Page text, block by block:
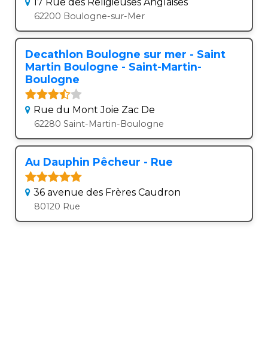
62200 Boulogne-sur-Mer
Decathlon Boulogne sur mer - Saint
Martin Boulogne - Saint-Martin-
Boulogne
Rue du Mont Joie Zac De
62280 Saint-Martin-Boulogne
Au Dauphin Pêcheur - Rue
36 avenue des Frères Caudron
80120 Rue